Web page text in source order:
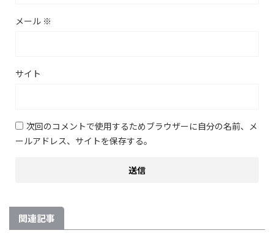
メール ※
サイト
次回のコメントで使用するためブラウザーに自分の名前、メ
ールアドレス、サイトを保存する。
関連記事